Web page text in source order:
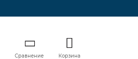
Сравнение Корзина